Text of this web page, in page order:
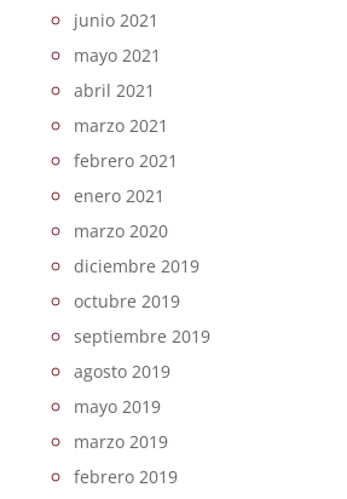
junio 2021
mayo 2021
abril 2021
marzo 2021
febrero 2021
enero 2021
marzo 2020
diciembre 2019
octubre 2019
septiembre 2019
agosto 2019
mayo 2019
marzo 2019
febrero 2019